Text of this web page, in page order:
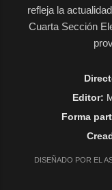
refleja la
Cuarta Sección
Editor:
Forma
DISEÑADO POR EL